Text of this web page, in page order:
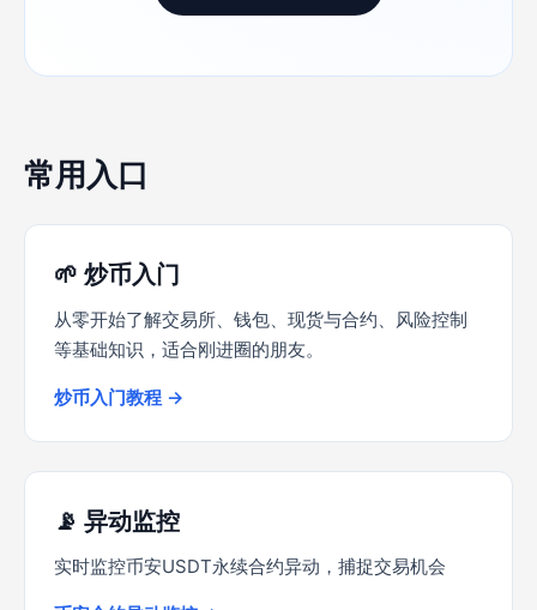
常用入口
🌱 炒币入门
从零开始了解交易所、钱包、现货与合约、风险控制
等基础知识，适合刚进圈的朋友。
炒币入门教程 →
📡 异动监控
实时监控币安USDT永续合约异动，捕捉交易机会